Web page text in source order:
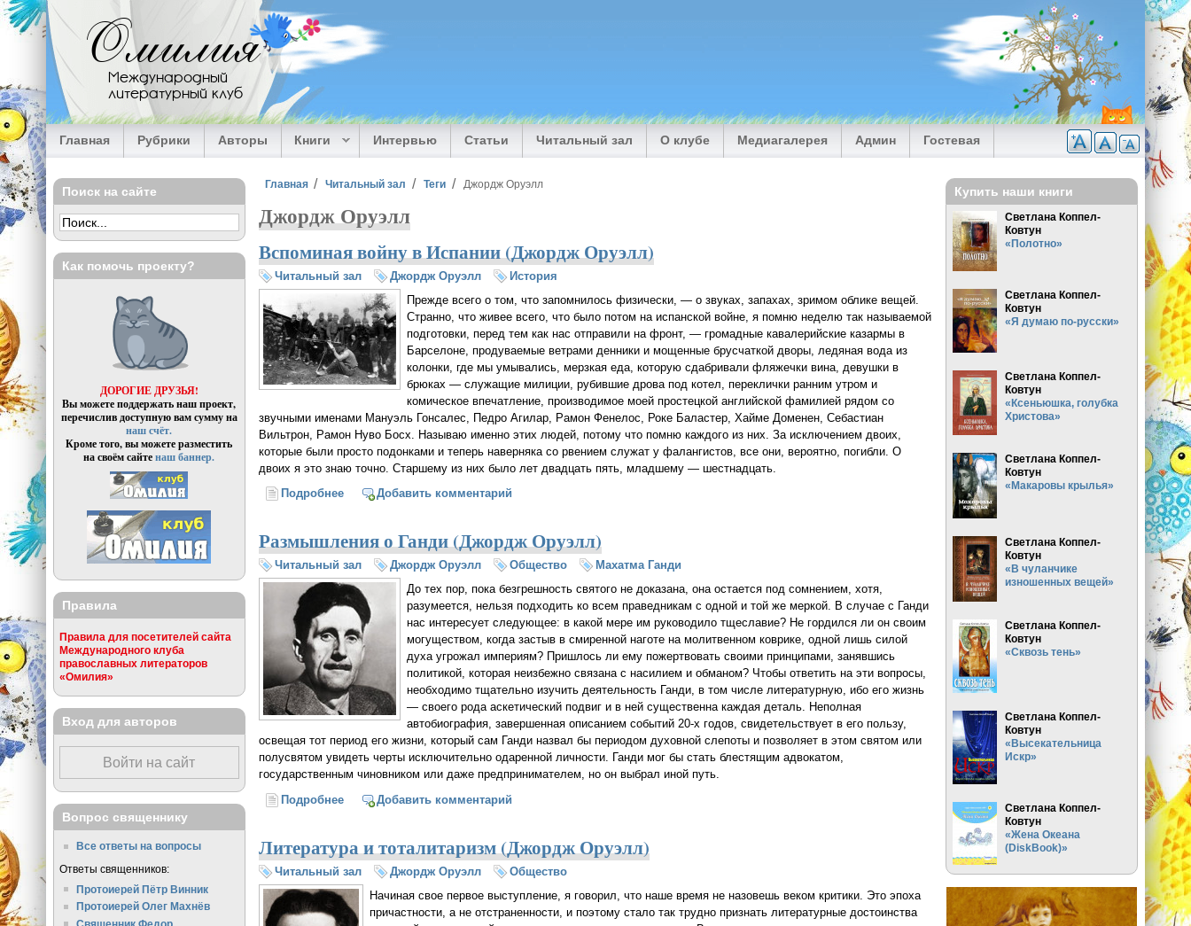
Перейти к основному содержанию
Омилия
Международный
литературный клуб
Главная Рубрики Авторы Книги Интервью Статьи Читальный зал О клубе Медиагалерея Админ Гостевая
Вы здесь
Главная Читальный зал Теги Джордж Оруэлл
Джордж Оруэлл
Вспоминая войну в Испании (Джордж Оруэлл)
Читальный зал Джордж Оруэлл
История
Прежде всего о том, что запомнилось физически, — о звуках, запахах, зримом облике вещей.
Странно, что живее всего, что было потом на испанской войне, я помню неделю так называемой
подготовки, перед тем как нас отправили на фронт, — громадные кавалерийские казармы в
Барселоне, продуваемые ветрами денники и мощенные брусчаткой дворы, ледяная вода из
колонки, где мы умывались, мерзкая еда, которую сдабривали фляжечки вина, девушки в
брюках — служащие милиции, рубившие дрова под котел, переклички ранним утром и
комическое впечатление, производимое моей простецкой английской фамилией рядом со
звучными именами Мануэль Гонсалес, Педро Агилар, Рамон Фенелос, Роке Баластер, Хайме Доменен, Себастиан
Вильтрон, Рамон Нуво Босх. Называю именно этих людей, потому что помню каждого из них. За исключением двоих,
которые были просто подонками и теперь наверняка со рвением служат у фалангистов, все они, вероятно, погибли. О
двоих я это знаю точно. Старшему из них было лет двадцать пять, младшему — шестнадцать.
Подробнеео Вспоминая войну в Испании (Джордж Оруэлл)
Добавить комментарий
Размышления о Ганди (Джордж Оруэлл)
Читальный зал Джордж Оруэлл Общество
Махатма Ганди
До тех пор, пока безгрешность святого не доказана, она остается под сомнением, хотя,
разумеется, нельзя подходить ко всем праведникам с одной и той же меркой. В случае с Ганди
нас интересует следующее: в какой мере им руководило тщеславие? Не гордился ли он своим
могуществом, когда застыв в смиренной наготе на молитвенном коврике, одной лишь силой
духа угрожал империям? Пришлось ли ему пожертвовать своими принципами, занявшись
политикой, которая неизбежно связана с насилием и обманом? Чтобы ответить на эти вопросы,
необходимо тщательно изучить деятельность Ганди, в том числе литературную, ибо его жизнь
— своего рода аскетический подвиг и в ней существенна каждая деталь. Неполная
автобиография, завершенная описанием событий 20-х годов, свидетельствует в его пользу,
освещая тот период его жизни, который сам Ганди назвал бы периодом духовной слепоты и позволяет в этом святом или
полусвятом увидеть черты исключительно одаренной личности. Ганди мог бы стать блестящим адвокатом,
государственным чиновником или даже предпринимателем, но он выбрал иной путь.
Подробнеео Размышления о Ганди (Джордж Оруэлл)
Добавить комментарий
Литература и тоталитаризм (Джордж Оруэлл)
Читальный зал Джордж Оруэлл
Общество
Начиная свое первое выступление, я говорил, что наше время не назовешь веком критики. Это эпоха
причастности, а не отстраненности, и поэтому стало так трудно признать литературные достоинства
Поиск на сайте
Как помочь проекту?
ДОРОГИЕ ДРУЗЬЯ!
Вы можете поддержать наш проект,
перечислив доступную вам сумму на
наш счёт.
Кроме того, вы можете разместить
на своём сайтенаш баннер.
Правила
Правила для посетителей сайта
Международного клуба
православных литераторов
«Омилия»
Вход для авторов
Войти на сайт
Вопрос священнику
Все ответы на вопросы
Ответы священников:
Протоиерей Пётр Винник
Протоиерей Олег Махнёв
Священник Федор
Купить наши книги
Светлана Коппел-
Ковтун
«Полотно»
Светлана Коппел-
Ковтун
«Я думаю по-русски»
Светлана Коппел-
Ковтун
«Ксеньюшка, голубка
Христова»
Светлана Коппел-
Ковтун
«Макаровы крылья»
Светлана Коппел-
Ковтун
«В чуланчике
изношенных вещей»
Светлана Коппел-
Ковтун
«Сквозь тень»
Светлана Коппел-
Ковтун
«Высекательница
Искр»
Светлана Коппел-
Ковтун
«Жена Океана
(DiskBook)»